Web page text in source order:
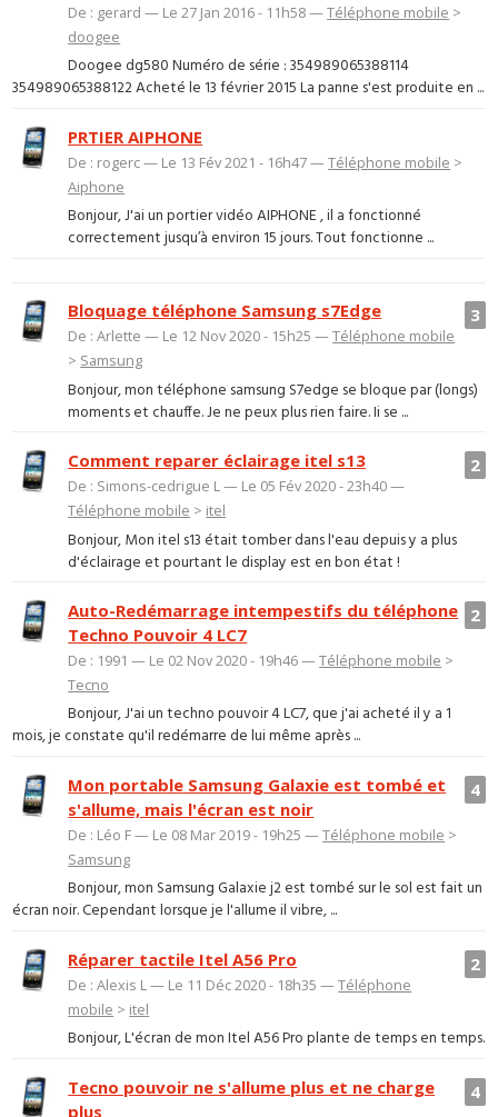
De : gerard — Le 27 Jan 2016 - 11h58 —Téléphone mobile >
doogee
Doogee dg580 Numéro de série : 354989065388114
354989065388122 Acheté le 13 février 2015 La panne s'est produite en ...
PRTIER AIPHONE
De : rogerc — Le 13 Fév 2021 - 16h47 —Téléphone mobile >
Aiphone
Bonjour, J'ai un portier vidéo AIPHONE , il a fonctionné
correctement jusqu’à environ 15 jours. Tout fonctionne ...
3
Bloquage téléphone Samsung s7Edge
De : Arlette — Le 12 Nov 2020 - 15h25 —Téléphone mobile
> Samsung
Bonjour, mon téléphone samsung S7edge se bloque par (longs)
moments et chauffe. Je ne peux plus rien faire. Ii se ...
2
Comment reparer éclairage itel s13
De : Simons-cedrigue L — Le 05 Fév 2020 - 23h40 —
Téléphone mobile > itel
Bonjour, Mon itel s13 était tomber dans l'eau depuis y a plus
d'éclairage et pourtant le display est en bon état !
2
Auto-Redémarrage intempestifs du téléphone
Techno Pouvoir 4 LC7
De : 1991 — Le 02 Nov 2020 - 19h46 —Téléphone mobile >
Tecno
Bonjour, J'ai un techno pouvoir 4 LC7, que j'ai acheté il y a 1
mois, je constate qu'il redémarre de lui même après ...
4
Mon portable Samsung Galaxie est tombé et
s'allume, mais l'écran est noir
De : Léo F — Le 08 Mar 2019 - 19h25 —Téléphone mobile >
Samsung
Bonjour, mon Samsung Galaxie j2 est tombé sur le sol est fait un
écran noir. Cependant lorsque je l'allume il vibre, ...
2
Réparer tactile Itel A56 Pro
De : Alexis L — Le 11 Déc 2020 - 18h35 —Téléphone
mobile > itel
Bonjour, L'écran de mon Itel A56 Pro plante de temps en temps.
4
Tecno pouvoir ne s'allume plus et ne charge
plus